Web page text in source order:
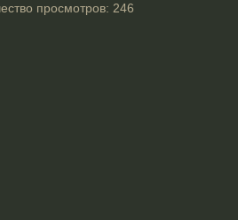
просмотров: 246